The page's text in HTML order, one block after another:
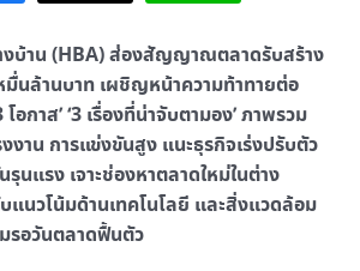
บ้าน (HBA) ส่องสัญญาณตลาดรับสร้าง
นล้านบาท เผชิญหน้าความท้าทายต่อ
อกาส’ ‘3 เรื่องที่น่าจับตามอง’ ภาพรวม
าน การแข่งขันสูง แนะธุรกิจเร่งปรับตัว
นแรง เจาะช่องหาตลาดใหม่ในต่าง
แนวโน้มด้านเทคโนโลยี และสิ่งแวดล้อม
รอวันตลาดฟื้นตัว